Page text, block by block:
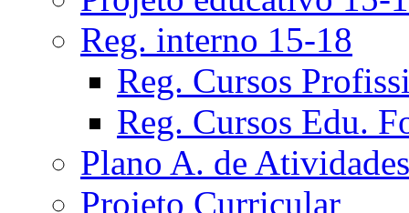
Reg. interno 15-18
Reg. Cursos
Reg. Cursos Edu.
Plano A. de Atividades
Projeto Curricular